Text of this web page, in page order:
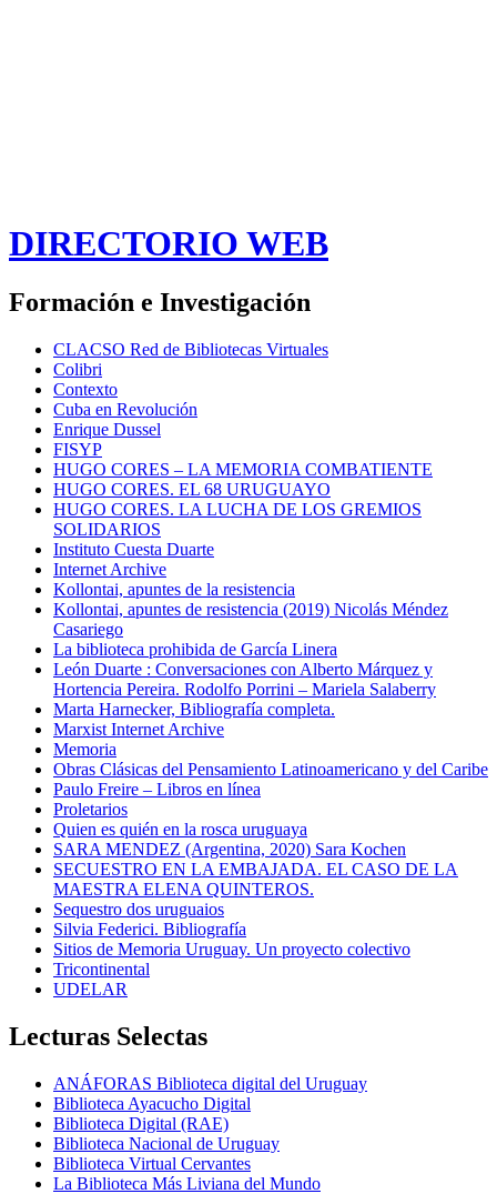
DIRECTORIO WEB
Formación e Investigación
CLACSO Red de Bibliotecas Virtuales
Colibri
Contexto
Cuba en Revolución
Enrique Dussel
FISYP
HUGO CORES – LA MEMORIA COMBATIENTE
HUGO CORES. EL 68 URUGUAYO
HUGO CORES. LA LUCHA DE LOS GREMIOS
SOLIDARIOS
Instituto Cuesta Duarte
Internet Archive
Kollontai, apuntes de la resistencia
Kollontai, apuntes de resistencia (2019) Nicolás Méndez
Casariego
La biblioteca prohibida de García Linera
León Duarte : Conversaciones con Alberto Márquez y
Hortencia Pereira. Rodolfo Porrini – Mariela Salaberry
Marta Harnecker, Bibliografía completa.
Marxist Internet Archive
Memoria
Obras Clásicas del Pensamiento Latinoamericano y del Caribe
Paulo Freire – Libros en línea
Proletarios
Quien es quién en la rosca uruguaya
SARA MENDEZ (Argentina, 2020) Sara Kochen
SECUESTRO EN LA EMBAJADA. EL CASO DE LA
MAESTRA ELENA QUINTEROS.
Sequestro dos uruguaios
Silvia Federici. Bibliografía
Sitios de Memoria Uruguay. Un proyecto colectivo
Tricontinental
UDELAR
Lecturas Selectas
ANÁFORAS Biblioteca digital del Uruguay
Biblioteca Ayacucho Digital
Biblioteca Digital (RAE)
Biblioteca Nacional de Uruguay
Biblioteca Virtual Cervantes
La Biblioteca Más Liviana del Mundo